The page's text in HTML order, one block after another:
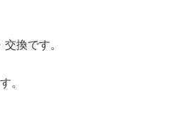
換です。
。